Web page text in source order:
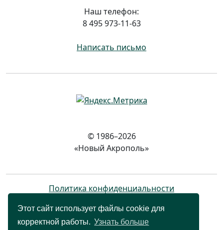
Этот сайт использует файлы cookie для
корректной работы. Узнать больше
Наш телефон:
8 495 973-11-63
Написать письмо
© 1986–2026
«Новый Акрополь»
Политика конфиденциальности